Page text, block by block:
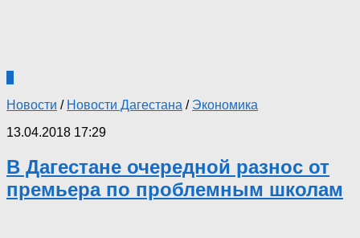
Новости / Новости Дагестана / Экономика
13.04.2018 17:29
В Дагестане очередной разнос от
премьера по проблемным школам